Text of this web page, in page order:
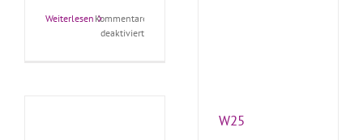
Weiterlesen Kommentare
deaktiviertfür
W25